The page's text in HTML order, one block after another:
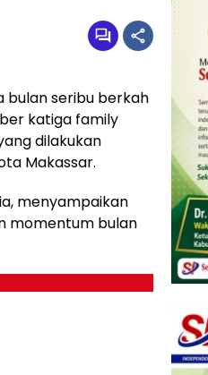
bulan seribu berkah
katiga family
dilakukan
Makassar.
menyampaikan
momentum bulan